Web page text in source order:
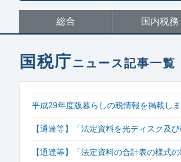
総合 国内税務
国税庁ニュース記事一覧
平成29年度版暮らしの税情報を掲載し
【通達等】「法定資料を光ディスク及
【通達等】「法定資料の合計表の様式